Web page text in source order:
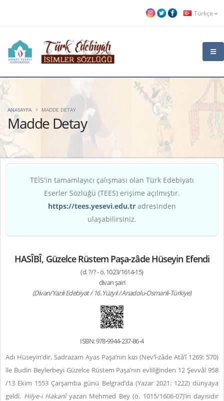
Türkçe
Madde Detay
ANASAYFA MADDE DETAY
TEİS'in tamamlayıcı çalışması olan Türk Edebiyatı
Eserler Sözlüğü (TEES) erişime açılmıştır.
https://tees.yesevi.edu.tr adresinden
ulaşabilirsiniz.
HASÎBÎ, Güzelce Rüstem Paşa-zâde Hüseyin Efendi
(d. ?/? - ö. 1023/1614-15)
divan şairi
(Divan/Yazılı Edebiyat / 16. Yüzyıl / Anadolu-Osmanlı-Türkiye)
ISBN: 978-9944-237-86-4
Adı Hüseyin’dir. Sadrazam Ayas Paşa’nın kızı (Nev‘î-zâde Atâ’î 1269: 570)
ile Budin Beylerbeyi Güzelce Rüstem Paşa’nın evliliğinden 12 Şevvâl 958
/13 Ekim 1553 Çarşamba günü Belgrad’da (Yazar 2021: 1222) dünyaya
geldi. Hilye-i Hakanîyazarı Mehmed Bey (ö. 1015/1606-07)’in dayısıdır